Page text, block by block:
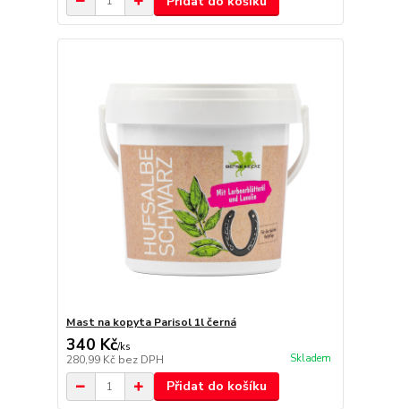
Mast na kopyta Parisol 1l černá
340 Kč/ks
280,99 Kč bez DPH Skladem
Přidat do košíku